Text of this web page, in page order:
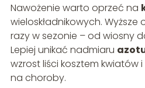
Nawożenie warto oprzeć na
wieloskładnikowych. Wyższe
razy w sezonie – od wiosny
Lepiej unikać nadmiaru
wzrost liści kosztem kwiatów
na choroby.